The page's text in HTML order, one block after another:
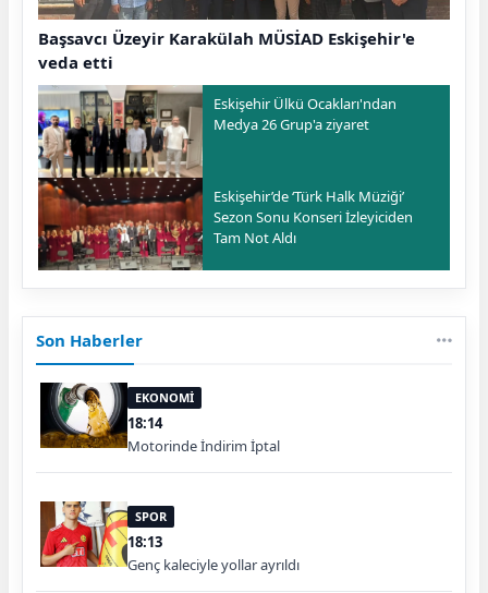
Başsavcı Üzeyir Karakülah MÜSİAD Eskişehir'e
veda etti
Eskişehir Ülkü Ocakları'ndan
Medya 26 Grup'a ziyaret
Eskişehir’de ‘Türk Halk Müziği’
Sezon Sonu Konseri İzleyiciden
Tam Not Aldı
Son Haberler
EKONOMİ
18:14
Motorinde İndirim İptal
SPOR
18:13
Genç kaleciyle yollar ayrıldı